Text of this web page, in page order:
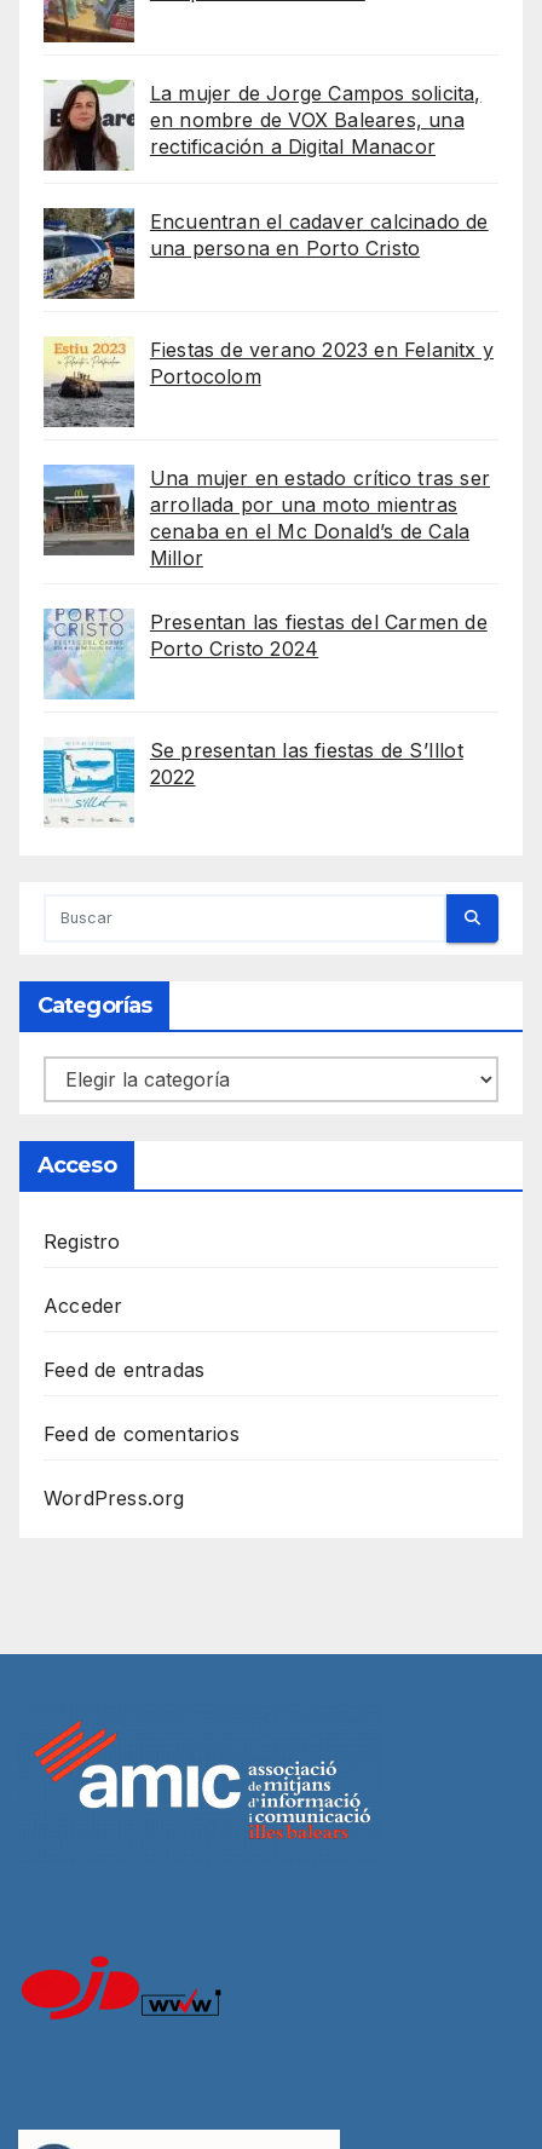
La mujer de Jorge Campos solicita,
en nombre de VOX Baleares, una
rectificación a Digital Manacor
Encuentran el cadaver calcinado de
una persona en Porto Cristo
Fiestas de verano 2023 en Felanitx y
Portocolom
Una mujer en estado crítico tras ser
arrollada por una moto mientras
cenaba en el Mc Donald’s de Cala
Millor
Presentan las fiestas del Carmen de
Porto Cristo 2024
Se presentan las fiestas de S’Illot
2022
Categorías
Categorías
Acceso
Registro
Acceder
Feed de entradas
Feed de comentarios
WordPress.org